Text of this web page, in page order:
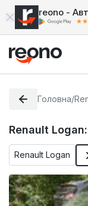
reono -
Головна/
Renault Logan:
Renault Logan